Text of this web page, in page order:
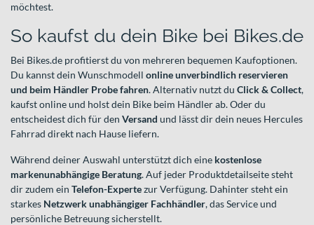
möchtest.
So kaufst du dein Bike bei Bikes.de
Bei Bikes.de profitierst du von mehreren bequemen Kaufoptionen.
Du kannst dein Wunschmodell online unverbindlich reservieren
und beim Händler Probe fahren. Alternativ nutzt du Click & Collect,
kaufst online und holst dein Bike beim Händler ab. Oder du
entscheidest dich für den Versand und lässt dir dein neues Hercules
Fahrrad direkt nach Hause liefern.
Während deiner Auswahl unterstützt dich eine kostenlose
markenunabhängige Beratung. Auf jeder Produktdetailseite steht
dir zudem ein Telefon-Expertezur Verfügung. Dahinter steht ein
starkes Netzwerk unabhängiger Fachhändler, das Service und
persönliche Betreuung sicherstellt.